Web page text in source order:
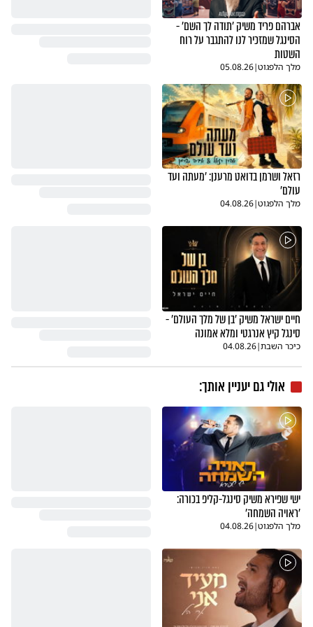
אברהם פריד משיק 'תודה לך השם' -
הסינגל שמזכיר לנו להתגבר על רוח
השטות
מלך הלפגוט|
05.08.26
רזאל ושרמן בדואט מרענן: 'מעתה ועד
עולם'
מלך הלפגוט|
04.08.26
חיים ישראל משיק 'בן של מלך העולם' -
סינגל קיץ אנרגטי ומלא אמונה
כיכר השבת|
04.08.26
אולי גם יעניין אותך:
ישי שפירא משיק סינגל-קליפ בכורה:
'ראויה השמחה'
מלך הלפגוט|
04.08.26